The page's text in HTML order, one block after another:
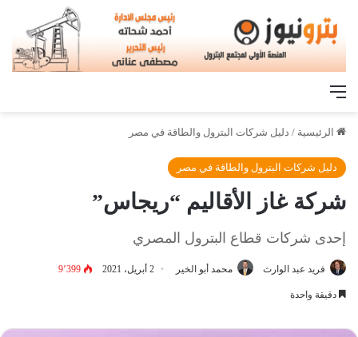
القائمة
الرئيسية / دليل شركات البترول والطاقة في مصر
دليل شركات البترول والطاقة في مصر
شركة غاز الأقاليم “ريجاس”
إحدى شركات قطاع البترول المصري
فريد عبد الوارث محمد أبو الخير 2 أبريل، 2021 9٬399
دقيقة واحدة